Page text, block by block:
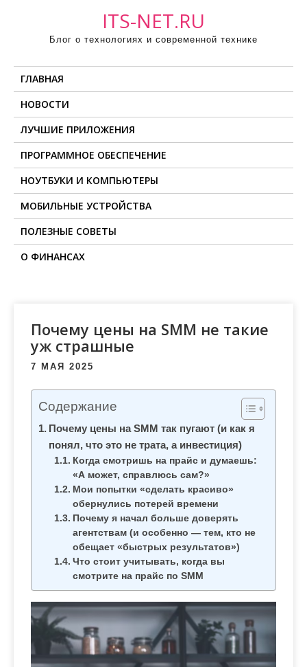
ITS-NET.RU
Блог о технологиях и современной технике
ГЛАВНАЯ
НОВОСТИ
ЛУЧШИЕ ПРИЛОЖЕНИЯ
ПРОГРАММНОЕ ОБЕСПЕЧЕНИЕ
НОУТБУКИ И КОМПЬЮТЕРЫ
МОБИЛЬНЫЕ УСТРОЙСТВА
ПОЛЕЗНЫЕ СОВЕТЫ
О ФИНАНСАХ
Почему цены на SMM не такие
уж страшные
7 МАЯ 2025
Содержание
Почему цены на SMM так пугают (и как я
понял, что это не трата, а инвестиция)
Когда смотришь на прайс и думаешь:
«А может, справлюсь сам?»
Мои попытки «сделать красиво»
обернулись потерей времени
Почему я начал больше доверять
агентствам (и особенно — тем, кто не
обещает «быстрых результатов»)
Что стоит учитывать, когда вы
смотрите на прайс по SMM